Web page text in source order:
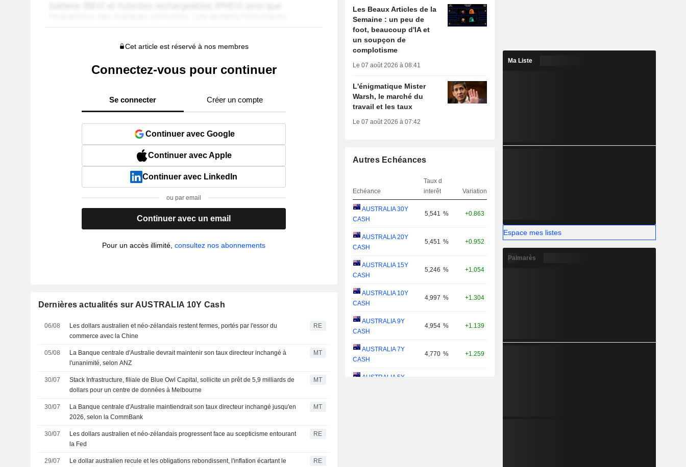
Cet article est réservé à nos membres
Connectez-vous pour continuer
Se connecter Créer un compte
Continuer avec Google
Continuer avec Apple
Continuer avec LinkedIn
ou par email
Continuer avec un email
Pour un accès illimité,consultez nos abonnements
Dernières actualités sur AUSTRALIA 10Y Cash
06/08
Les dollars australien et néo-zélandais restent fermes, portés par l'essor du
commerce avec la Chine
RE
05/08
La Banque centrale d'Australie devrait maintenir son taux directeur inchangé à
l'unanimité, selon ANZ
MT
30/07
Stack Infrastructure, filiale de Blue Owl Capital, sollicite un prêt de 5,9 milliards de
dollars pour un centre de données à Melbourne
MT
30/07
La Banque centrale d'Australie maintiendrait son taux directeur inchangé jusqu'en
2026, selon la CommBank
MT
30/07
Les dollars australien et néo-zélandais progressent face au scepticisme entourant
la Fed
RE
29/07
Le dollar australien recule et les obligations rebondissent, l'inflation écartant le
RE
Les Beaux Articles de la
Semaine : un peu de
foot, beaucoup d'IA et
un soupçon de
complotisme
Le 07 août 2026 à 08:41
L'énigmatique Mister
Warsh, le marché du
travail et les taux
Le 07 août 2026 à 07:42
Autres Echéances
Echéance
Taux d
interêt
Variation
AUSTRALIA 30Y
CASH
5,541 % +0.863
AUSTRALIA 20Y
CASH
5,451 % +0.952
AUSTRALIA 15Y
CASH
5,246 % +1.054
AUSTRALIA 10Y
CASH
4,997 % +1.304
AUSTRALIA 9Y
CASH
4,954 % +1.139
AUSTRALIA 7Y
CASH
4,770 % +1.259
AUSTRALIA 5Y
Ma Liste
Espace mes listes
Palmarès